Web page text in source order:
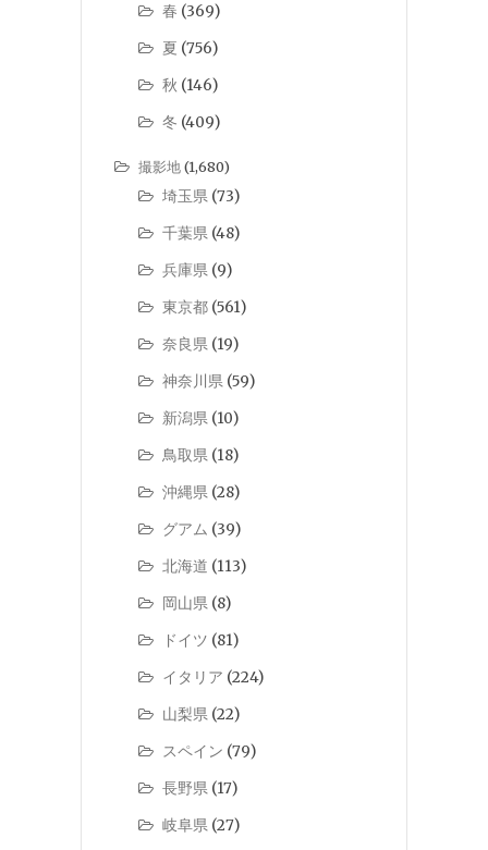
春 (369)
夏 (756)
秋 (146)
冬 (409)
撮影地(1,680)
埼玉県 (73)
千葉県 (48)
兵庫県 (9)
東京都 (561)
奈良県 (19)
神奈川県 (59)
新潟県 (10)
鳥取県 (18)
沖縄県 (28)
グアム (39)
北海道 (113)
岡山県 (8)
ドイツ (81)
イタリア (224)
山梨県 (22)
スペイン (79)
長野県 (17)
岐阜県 (27)